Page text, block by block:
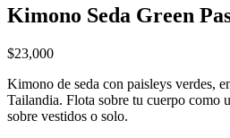
Kimono Seda Green
$23,000
Kimono de seda con paisleys verdes,
Tailandia. Flota sobre tu cuerpo como
sobre vestidos o solo.